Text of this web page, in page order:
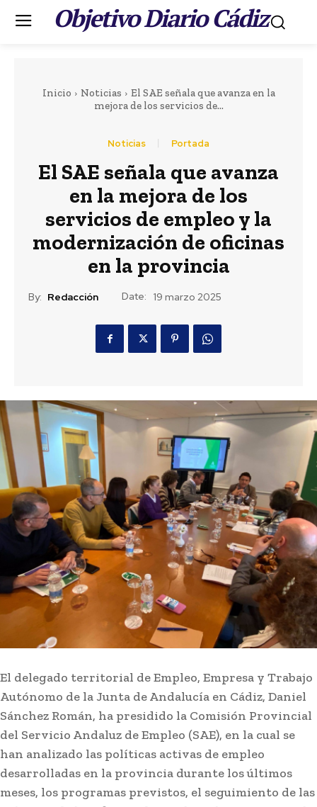
LEER MÁS
Portada
Semana Santa
La Divina Pastora de
Sagasta en rosario
por las calles de la
feligresía
Deportes 13 minutos ago
Denunciada una discoteca de Rota por doblar
su aforo máximo y tener bloqueadas dos
salidas de emergencia
Actualidad 24 minutos ago
El Ayuntamiento de San Roque alerta de
posibles restos de hidrocarburos en la playa de
Puente Mayorga
Actualidad 3 horas ago
Deportes
Objetivo Diario Cádiz.
Inicio Noticias
El SAE señala que avanza en la
mejora de los servicios de...
Noticias Portada
El SAE señala que avanza
en la mejora de los
servicios de empleo y la
modernización de oficinas
en la provincia
By: Redacción Date: 19 marzo 2025
El delegado territorial de Empleo, Empresa y Trabajo
Autónomo de la Junta de Andalucía en Cádiz, Daniel
Sánchez Román, ha presidido la Comisión Provincial
del Servicio Andaluz de Empleo (SAE), en la cual se
han analizado las políticas activas de empleo
desarrolladas en la provincia durante los últimos
meses, los programas previstos, el seguimiento de las